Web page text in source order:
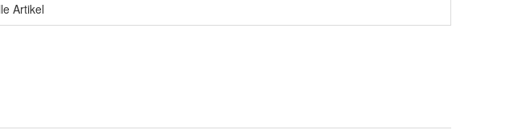
Artikel